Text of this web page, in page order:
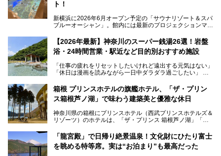
は必見です。
ト！
新横浜に2026年6月オープン予定の「サウナリゾート＆スパ
ブルーオーシャン」。館内には最新のプロジェクションマッ
的な“没入感（イマーシブ）”を体験できます。
今回は、そんな大注目の施設に一足先にお邪魔し、その全貌
を見学させていただきました！
サウナ室の中に咲き誇る桜、魚たちが泳ぐ水風呂、そしてバ
リのビーチを思わせる休憩スペース…。驚きの連続だった館
内の様子をレポートします！
【2026年最新】神奈川のスーパー銭湯26選！岩盤
浴・24時間営業・駅近など目的別おすすめ施設
「仕事の疲れをリセットしたいけれど遠出する元気はない」
「休日は漫画を読みながら一日中ダラダラ過ごしたい」
たい」
そんな「癒やされたい」という願いを叶えてくれるのが、神
神奈川県には、サウナや岩盤浴、一日中遊べるエンタメ施設
など、“非日常”を味わえるスーパー銭湯が数多く揃っていま
う」という人も多いはず。
そこで今回は、神奈川県内の人気施設26選を「安さ」「岩
箱根 プリンスホテルの旗艦ホテル、「ザ・プリン
ス箱根芦ノ湖」で味わう建築美と優雅な休日
神奈川県の箱根にプリンスホテル（西武プリンスホテルズ＆
リゾーツ）のホテルは、「ザ・プリンス 箱根芦ノ湖」「芦
「箱根仙石原プリンスホテル」と4軒あり、今回ご紹介する
「ザ・プリンス 箱根芦ノ湖」は、その中でもフラッグシッ
プ（旗艦）に位置づけられる特別なホテルです。
「龍宮殿」で日帰り絶景温泉！文化財にひたり富士
を眺める特等席。実は“お泊まり”も最高だった